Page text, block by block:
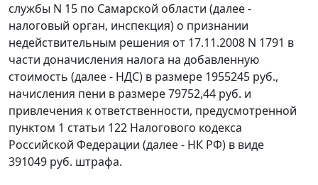
службы N 15 по Самарской области (далее -
налоговый орган, инспекция) о признании
недействительным решения от 17.11.2008 N 1791 в
части доначисления налога на добавленную
стоимость (далее - НДС) в размере 1955245 руб.,
начисления пени в размере 79752,44 руб. и
привлечения к ответственности, предусмотренной
пунктом 1 статьи 122 Налогового кодекса
Российской Федерации (далее - НК РФ) в виде
391049 руб. штрафа.